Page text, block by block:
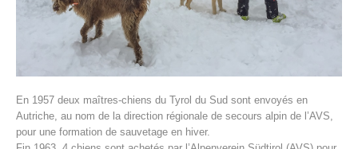
En 1957 deux maîtres-chiens du Tyrol du Sud sont envoyés en
Autriche, au nom de la direction régionale de secours alpin de l’AVS,
pour une formation de sauvetage en hiver.